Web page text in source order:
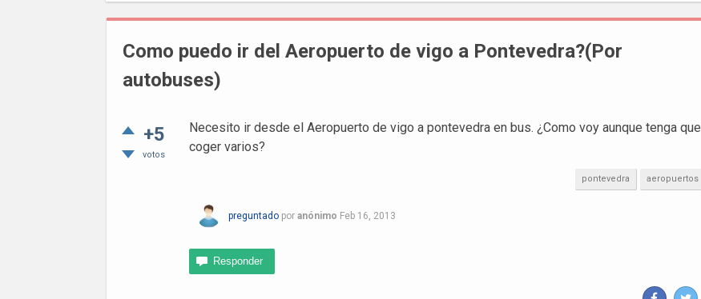
Como puedo ir del Aeropuerto de vigo a Pontevedra?(Por
autobuses)
+5
votos
Necesito ir desde el Aeropuerto de vigo a pontevedra en bus. ¿Como voy aunque tenga que
coger varios?
pontevedra aeropuertos
preguntado por anónimo Feb 16, 2013